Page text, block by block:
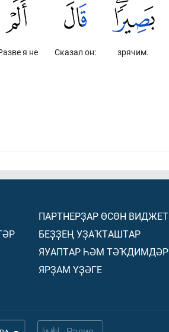
зрячим.
Сказал он:
я не
ПАРТНЕРҘАР ӨСӨН ВИДЖЕТ
БЕҘҘЕҢ УҘАҠТАШТАР
ЯУАПТАР ҺӘМ ТӘҠДИМДӘР
ЯРҘАМ ҮҘӘГЕ